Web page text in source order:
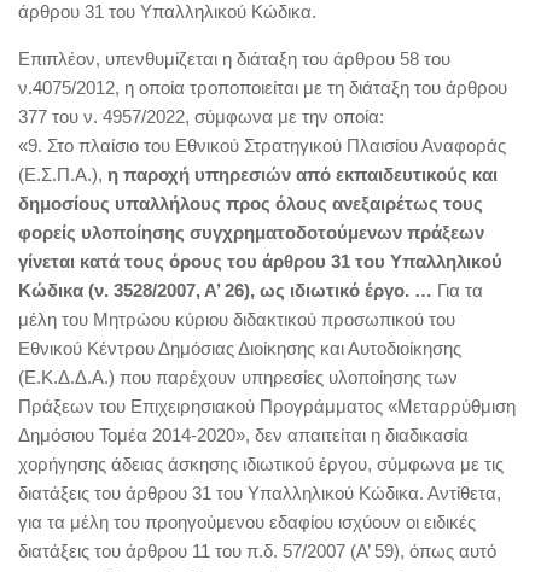
άρθρου 31 του Υπαλληλικού Κώδικα.
Επιπλέον, υπενθυμίζεται η διάταξη του άρθρου 58 του
ν.4075/2012, η οποία τροποποιείται με τη διάταξη του άρθρου
377 του ν. 4957/2022, σύμφωνα με την οποία:
«9. Στο πλαίσιο του Εθνικού Στρατηγικού Πλαισίου Αναφοράς
(Ε.Σ.Π.Α.), η παροχή υπηρεσιών από εκπαιδευτικούς και
δημοσίους υπαλλήλους προς όλους ανεξαιρέτως τους
φορείς υλοποίησης συγχρηματοδοτούμενων πράξεων
γίνεται κατά τους όρους του άρθρου 31 του Υπαλληλικού
Κώδικα (ν. 3528/2007, Α’ 26), ως ιδιωτικό έργο. … Για τα
μέλη του Μητρώου κύριου διδακτικού προσωπικού του
Εθνικού Κέντρου Δημόσιας Διοίκησης και Αυτοδιοίκησης
(Ε.Κ.Δ.Δ.Α.) που παρέχουν υπηρεσίες υλοποίησης των
Πράξεων του Επιχειρησιακού Προγράμματος «Μεταρρύθμιση
Δημόσιου Τομέα 2014-2020», δεν απαιτείται η διαδικασία
χορήγησης άδειας άσκησης ιδιωτικού έργου, σύμφωνα με τις
διατάξεις του άρθρου 31 του Υπαλληλικού Κώδικα. Αντίθετα,
για τα μέλη του προηγούμενου εδαφίου ισχύουν οι ειδικές
διατάξεις του άρθρου 11 του π.δ. 57/2007 (Α’ 59), όπως αυτό